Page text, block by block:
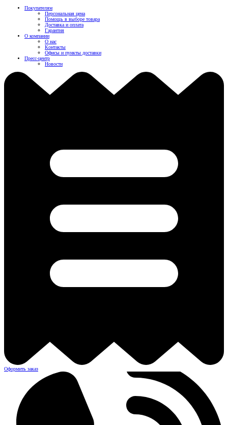
Покупателям
Персональная цена
Помощь в выборе товара
Доставка и оплата
Гарантия
О компании
О нас
Контакты
Офисы и пункты доставки
Пресс-центр
Новости
Оформить заказ